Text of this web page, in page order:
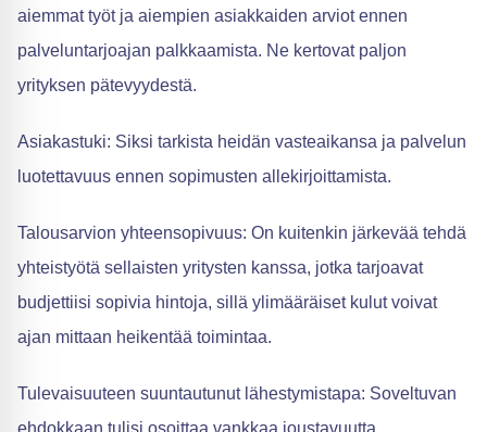
aiemmat työt ja aiempien asiakkaiden arviot ennen
palveluntarjoajan palkkaamista. Ne kertovat paljon
yrityksen pätevyydestä.
Asiakastuki: Siksi tarkista heidän vasteaikansa ja palvelun
luotettavuus ennen sopimusten allekirjoittamista.
Talousarvion yhteensopivuus: On kuitenkin järkevää tehdä
yhteistyötä sellaisten yritysten kanssa, jotka tarjoavat
budjettiisi sopivia hintoja, sillä ylimääräiset kulut voivat
ajan mittaan heikentää toimintaa.
Tulevaisuuteen suuntautunut lähestymistapa: Soveltuvan
ehdokkaan tulisi osoittaa vankkaa joustavuutta